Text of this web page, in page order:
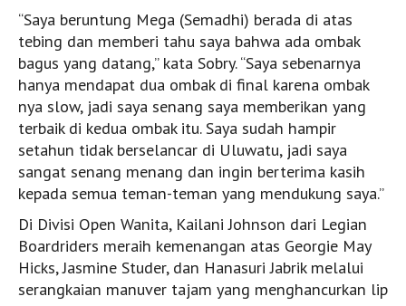
“Saya beruntung Mega (Semadhi) berada di atas
tebing dan memberi tahu saya bahwa ada ombak
bagus yang datang,” kata Sobry. “Saya sebenarnya
hanya mendapat dua ombak di final karena ombak
nya slow, jadi saya senang saya memberikan yang
terbaik di kedua ombak itu. Saya sudah hampir
setahun tidak berselancar di Uluwatu, jadi saya
sangat senang menang dan ingin berterima kasih
kepada semua teman-teman yang mendukung saya.”
Di Divisi Open Wanita, Kailani Johnson dari Legian
Boardriders meraih kemenangan atas Georgie May
Hicks, Jasmine Studer, dan Hanasuri Jabrik melalui
serangkaian manuver tajam yang menghancurkan lip